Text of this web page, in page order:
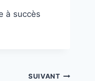
à succès
SUIVANT